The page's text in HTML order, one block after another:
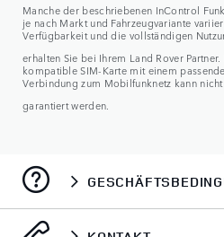
Manche der beschriebenen InControl
je nach Markt und Fahrzeugvariante
Verfügbarkeit und die vollständigen
erhalten Sie bei Ihrem Land Rover
kompatible SIM-Karte mit einem
Verbindung zum Mobilfunknetz kann
garantiert werden.